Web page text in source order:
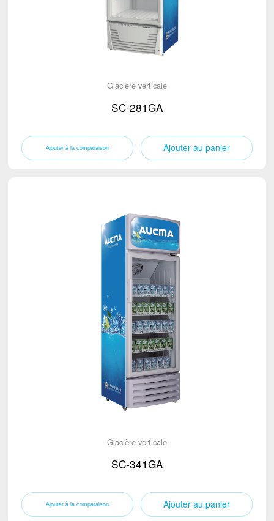
Glacière verticale
SC-281GA
Ajouter au panier
Glacière verticale
SC-341GA
Ajouter au panier